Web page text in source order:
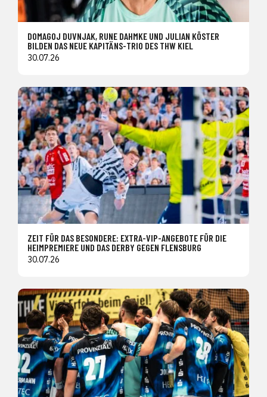
DOMAGOJ DUVNJAK, RUNE DAHMKE UND JULIAN KÖSTER
BILDEN DAS NEUE KAPITÄNS-TRIO DES THW KIEL
30.07.26
ZEIT FÜR DAS BESONDERE: EXTRA-VIP-ANGEBOTE FÜR DIE
HEIMPREMIERE UND DAS DERBY GEGEN FLENSBURG
30.07.26